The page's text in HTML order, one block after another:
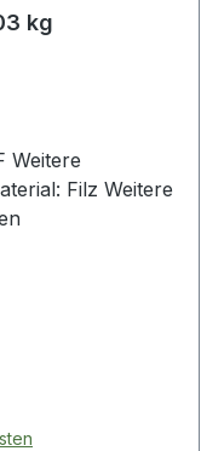
kg
Weitere
Filz Weitere